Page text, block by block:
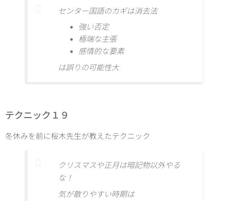
センター国語のカギは消去法
強い否定
極端な主張
感情的な要素
は誤りの可能性大
テクニック１９
冬休みを前に桜木先生が教えたテクニック
クリスマスや正月は暗記物以外やる
な！
気が散りやすい時期は